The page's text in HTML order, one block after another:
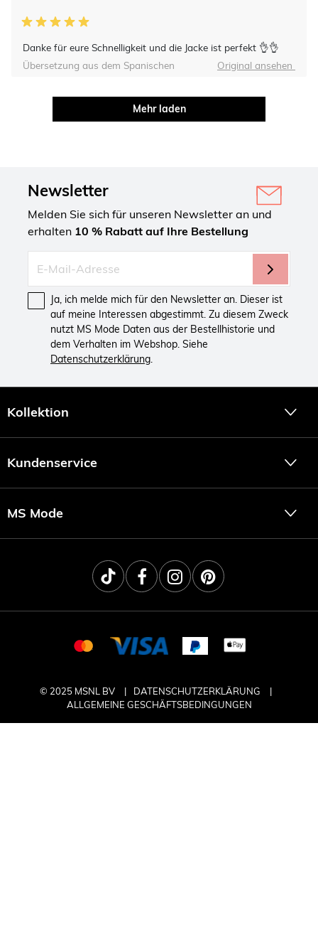
Danke für eure Schnelligkeit und die Jacke ist perfekt 👌👌
Übersetzung aus dem Spanischen
Original ansehen
Mehr laden
Newsletter
Melden Sie sich für unseren Newsletter an und
erhalten 10 % Rabatt auf Ihre Bestellung
Ja, ich melde mich für den Newsletter an. Dieser ist
auf meine Interessen abgestimmt. Zu diesem Zweck
nutzt MS Mode Daten aus der Bestellhistorie und
dem Verhalten im Webshop. Siehe
Datenschutzerklärung.
Kollektion
Kundenservice
MS Mode
© 2025 MSNL BV
DATENSCHUTZERKLÄRUNG
ALLGEMEINE GESCHÄFTSBEDINGUNGEN